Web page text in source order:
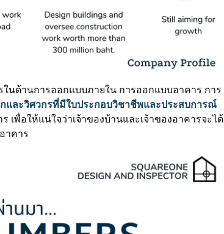
ในด้านการออกแบบภายใน การออกแบบอาคาร การ
และวิศวกรที่มีใบประกอบวิชาชีพและประสบการณ์
เพื่อให้แน่ใจว่าเจ้าของบ้านและเจ้าของอาคารจะได้
าคาร